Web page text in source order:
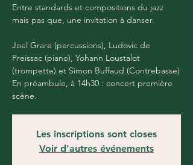
Entre standards et compositions du jazz
mais pas que, une invitation à danser.
Joel Grare (percussions), Ludovic de
Preissac (piano), Yohann Loustalot
(trompette) et Simon Buffaud (Contrebasse)
En préambule, à 14h30 : concert première
scène.
Les inscriptions sont closes
Voir d'autres événements